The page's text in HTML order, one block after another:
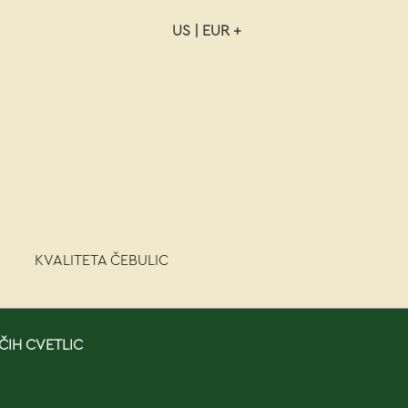
US | EUR +
KVALITETA ČEBULIC
CVETLIC